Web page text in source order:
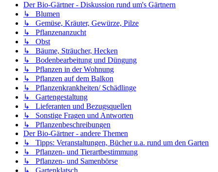
Der Bio-Gärtner - Diskussion rund um's Gärtnern
↳ Blumen
↳ Gemüse, Kräuter, Gewürze, Pilze
↳ Pflanzenanzucht
↳ Obst
↳ Bäume, Sträucher, Hecken
↳ Bodenbearbeitung und Düngung
↳ Pflanzen in der Wohnung
↳ Pflanzen auf dem Balkon
↳ Pflanzenkrankheiten/ Schädlinge
↳ Gartengestaltung
↳ Lieferanten und Bezugsquellen
↳ Sonstige Fragen und Antworten
↳ Pflanzenbeschreibungen
Der Bio-Gärtner - andere Themen
↳ Tipps: Veranstaltungen, Bücher u.a. rund um den Garten
↳ Pflanzen- und Tierartbestimmung
↳ Pflanzen- und Samenbörse